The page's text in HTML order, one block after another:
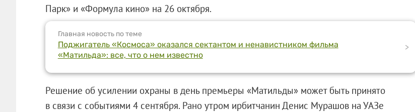
Парк» и «Формула кино» на 26 октября.
Главная новость по теме
Поджигатель «Космоса» оказался сектантом и ненавистником фильма
«Матильда»: все, что о нем известно
>
Решение об усилении охраны в день премьеры «Матильды» может быть принято
в связи с событиями 4 сентября. Рано утром ирбитчанин Денис Мурашов на УАЗе